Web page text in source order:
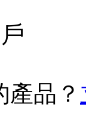
品？